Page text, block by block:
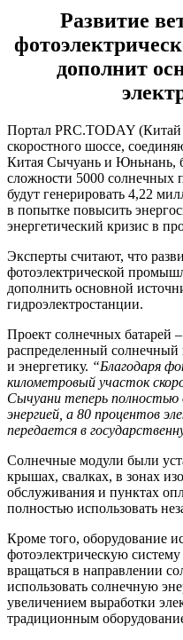
Развитие
дополнит
Портал PRC.TODAY (Китай
скоростного шоссе,
Китая Сычуань и Юньнань,
сложности 5000 солнечных
будут генерировать 4,22
в попытке повысить
энергетический кризис в
Эксперты считают, что
фотоэлектрической
дополнить основной
гидроэлектростанции.
Проект солнечных батарей
распределенный
и энергетику. “Благодаря
километровый участок
Сычуани теперь полностью
энергией, а 80 процентов
передается в
Солнечные модули были
крышах, свалках, в зонах
обслуживания и пунктах
полностью использовать
Кроме того, оборудование
фотоэлектрическую
вращаться в направлении
использовать солнечную
увеличением выработки
традиционным